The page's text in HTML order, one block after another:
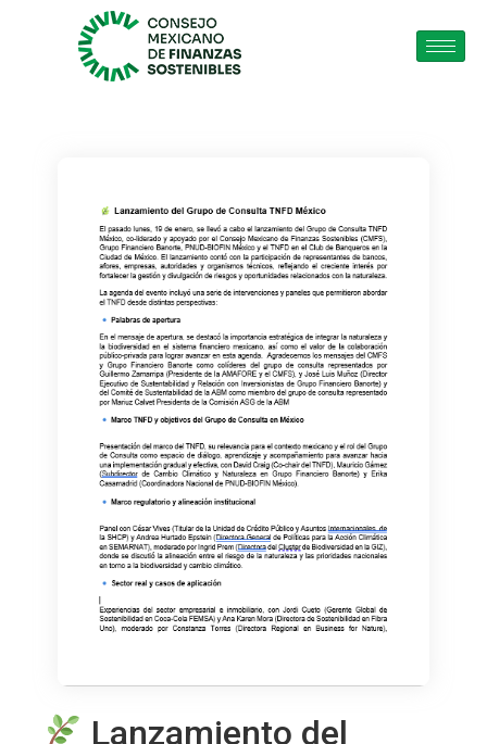
Lanzamiento del